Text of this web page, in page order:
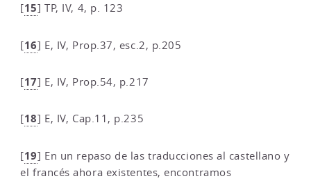
[15]TP, IV, 4, p. 123
[16] E, IV, Prop.37, esc.2, p.205
[17] E, IV, Prop.54, p.217
[18] E, IV, Cap.11, p.235
[19] En un repaso de las traducciones al castellano y
el francés ahora existentes, encontramos